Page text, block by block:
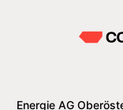
Energie AG